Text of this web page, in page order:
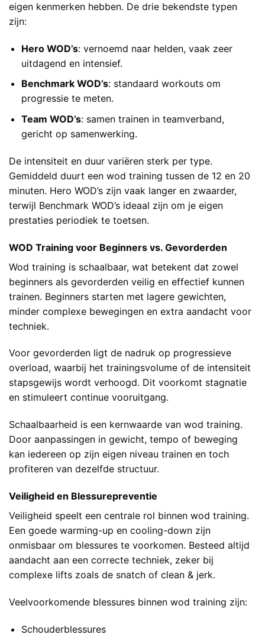
eigen kenmerken hebben. De drie bekendste typen
zijn:
Hero WOD’s: vernoemd naar helden, vaak zeer
uitdagend en intensief.
Benchmark WOD’s: standaard workouts om
progressie te meten.
Team WOD’s: samen trainen in teamverband,
gericht op samenwerking.
De intensiteit en duur variëren sterk per type.
Gemiddeld duurt een wod training tussen de 12 en 20
minuten. Hero WOD’s zijn vaak langer en zwaarder,
terwijl Benchmark WOD’s ideaal zijn om je eigen
prestaties periodiek te toetsen.
WOD Training voor Beginners vs. Gevorderden
Wod training is schaalbaar, wat betekent dat zowel
beginners als gevorderden veilig en effectief kunnen
trainen. Beginners starten met lagere gewichten,
minder complexe bewegingen en extra aandacht voor
techniek.
Voor gevorderden ligt de nadruk op progressieve
overload, waarbij het trainingsvolume of de intensiteit
stapsgewijs wordt verhoogd. Dit voorkomt stagnatie
en stimuleert continue vooruitgang.
Schaalbaarheid is een kernwaarde van wod training.
Door aanpassingen in gewicht, tempo of beweging
kan iedereen op zijn eigen niveau trainen en toch
profiteren van dezelfde structuur.
Veiligheid en Blessurepreventie
Veiligheid speelt een centrale rol binnen wod training.
Een goede warming-up en cooling-down zijn
onmisbaar om blessures te voorkomen. Besteed altijd
aandacht aan een correcte techniek, zeker bij
complexe lifts zoals de snatch of clean & jerk.
Veelvoorkomende blessures binnen wod training zijn:
Schouderblessures